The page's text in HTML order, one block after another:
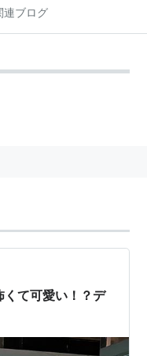
連ブログ
くて可愛い！？デ